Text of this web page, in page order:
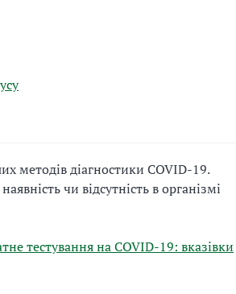
методів діагностики COVID-19.
чи відсутність в організмі
тестування на COVID-19: вказівки